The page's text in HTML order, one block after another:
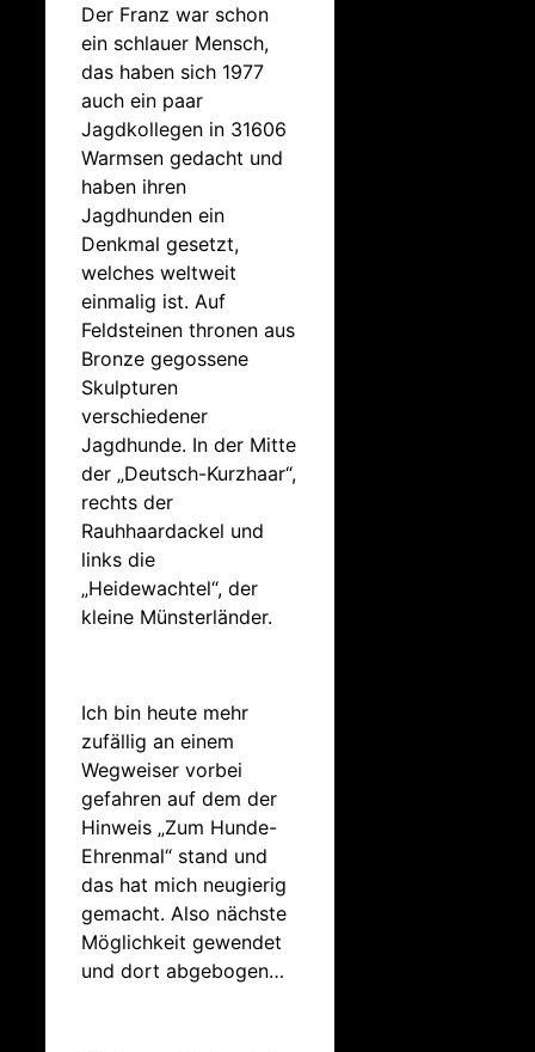
Der Franz war schon
ein schlauer Mensch,
das haben sich 1977
auch ein paar
Jagdkollegen in 31606
Warmsen gedacht und
haben ihren
Jagdhunden ein
Denkmal gesetzt,
welches weltweit
einmalig ist. Auf
Feldsteinen thronen aus
Bronze gegossene
Skulpturen
verschiedener
Jagdhunde. In der Mitte
der „Deutsch-Kurzhaar“,
rechts der
Rauhhaardackel und
links die
„Heidewachtel“, der
kleine Münsterländer.
Ich bin heute mehr
zufällig an einem
Wegweiser vorbei
gefahren auf dem der
Hinweis „Zum Hunde-
Ehrenmal“ stand und
das hat mich neugierig
gemacht. Also nächste
Möglichkeit gewendet
und dort abgebogen…